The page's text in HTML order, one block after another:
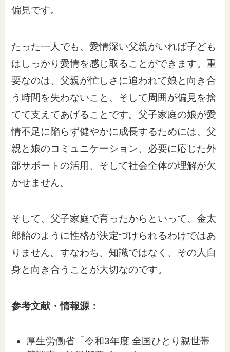
偏見です。
たった一人でも、愛情深い父親がいれば子ども
はしっかり愛情を感じ取ることができます。重
要なのは、父親が忙しさに追われて娘と向き合
う時間を失わないこと、そして周囲が偏見を捨
てて支えてあげることです。父子家庭の娘が愛
情不足に陥らず健やかに成長するためには、父
親と娘のコミュニケーション、必要に応じた外
部サポートの活用、そして社会全体の理解が欠
かせません。
そして、父子家庭で育ったからといって、金太
郎飴のように性格が決定づけられるわけではあ
りません。すなわち、知識ではなく、その人自
身と向き合うことが大切なのです。
参考文献・情報源：
厚生労働省「令和3年度 全国ひとり親世帯